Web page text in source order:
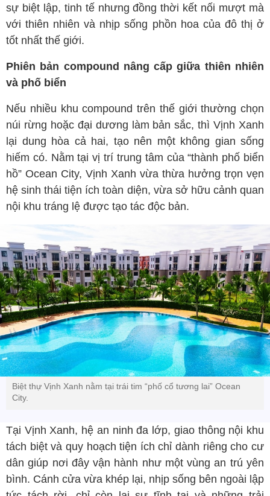
sự biệt lập, tinh tế nhưng đồng thời kết nối mượt mà
với thiên nhiên và nhịp sống phồn hoa của đô thị ở
tốt nhất thế giới.
Phiên bản compound nâng cấp giữa thiên nhiên
và phố biển
Nếu nhiều khu compound trên thế giới thường chọn
núi rừng hoặc đại dương làm bản sắc, thì Vịnh Xanh
lại dung hòa cả hai, tạo nên một không gian sống
hiếm có. Nằm tại vị trí trung tâm của “thành phố biển
hồ” Ocean City, Vịnh Xanh vừa thừa hưởng trọn vẹn
hệ sinh thái tiện ích toàn diện, vừa sở hữu cảnh quan
nội khu tráng lệ được tạo tác độc bản.
Biệt thự Vịnh Xanh nằm tại trái tim “phố cổ tương lai” Ocean
City.
Tại Vịnh Xanh, hệ an ninh đa lớp, giao thông nội khu
tách biệt và quy hoạch tiện ích chỉ dành riêng cho cư
dân giúp nơi đây vận hành như một vùng an trú yên
bình. Cánh cửa vừa khép lại, nhịp sống bên ngoài lập